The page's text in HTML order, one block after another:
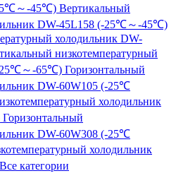
～-45℃) Вертикальный
DW-45L158 (-25℃～-45℃)
холодильник DW-
низкотемпературный
25℃～-65℃) Горизонтальный
DW-60W105 (-25℃
холодильник
Горизонтальный
DW-60W308 (-25℃
холодильник
Все категории